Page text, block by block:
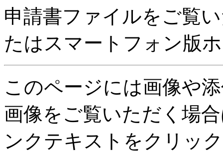
申請書ファイルをご覧
たはスマートフォン版
このページには画像や
画像をご覧いただく場
ンクテキストをクリッ